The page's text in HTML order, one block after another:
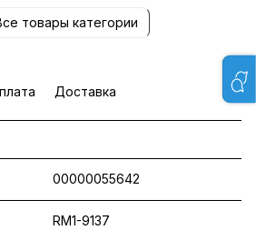
товары категории
Доставка
00000055642
RM1-9137